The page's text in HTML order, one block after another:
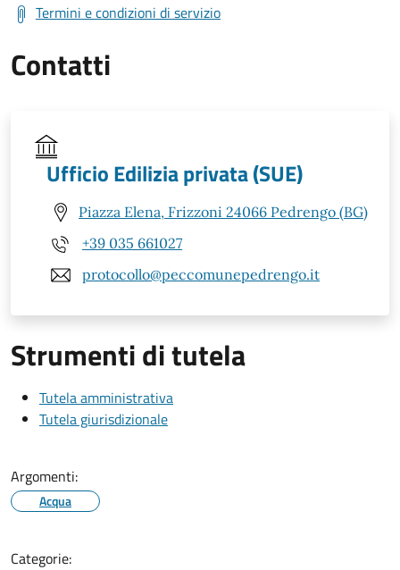
Termini e condizioni di servizio
Contatti
Ufficio Edilizia privata (SUE)
Piazza Elena, Frizzoni 24066 Pedrengo (BG)
+39 035 661027
protocollo@peccomunepedrengo.it
Strumenti di tutela
Tutela amministrativa
Tutela giurisdizionale
Argomenti:
Acqua
Categorie: